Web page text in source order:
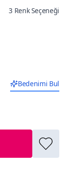
3 Renk Seçeneği
Bedenimi Bul